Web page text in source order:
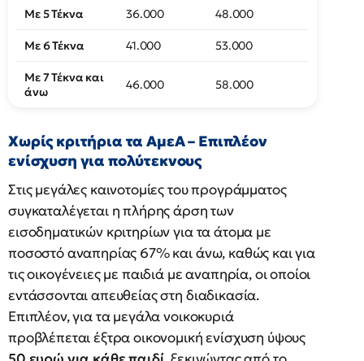
Με 5 Τέκνα 36.000 48.000
Με 6 Τέκνα 41.000 53.000
Με 7 Τέκνα και
άνω
46.000 58.000
Χωρίς κριτήρια τα ΑμεΑ – Επιπλέον
ενίσχυση για πολύτεκνους
Στις μεγάλες καινοτομίες του προγράμματος
συγκαταλέγεται η πλήρης άρση των
εισοδηματικών κριτηρίων για τα άτομα με
ποσοστό αναπηρίας 67% και άνω, καθώς και για
τις οικογένειες με παιδιά με αναπηρία, οι οποίοι
εντάσσονται απευθείας στη διαδικασία.
Επιπλέον, για τα μεγάλα νοικοκυριά
προβλέπεται έξτρα οικονομική ενίσχυση ύψους